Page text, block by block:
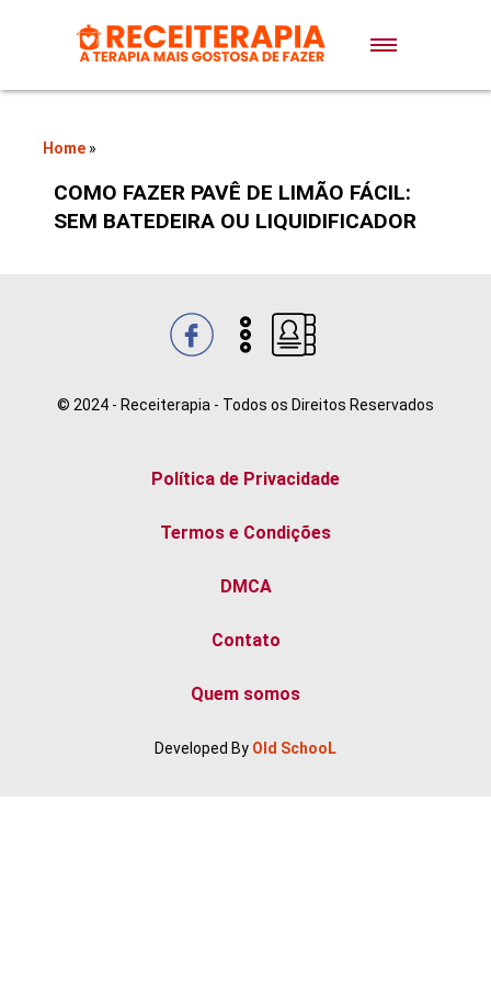
Doces e Sobremesas
Massas
Pães
Home »
COMO FAZER PAVÊ DE LIMÃO FÁCIL:
SEM BATEDEIRA OU LIQUIDIFICADOR
© 2024 - Receiterapia - Todos os Direitos Reservados
Quem somos
Contato
DMCA
Termos e Condições
Política de Privacidade
Developed By Old SchooL